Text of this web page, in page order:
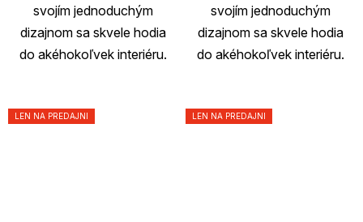
svojím jednoduchým
dizajnom sa skvele hodia
do akéhokoľvek interiéru.
svojím jednoduchým
dizajnom sa skvele hodia
do akéhokoľvek interiéru.
LEN NA PREDAJNI LEN NA PREDAJNI